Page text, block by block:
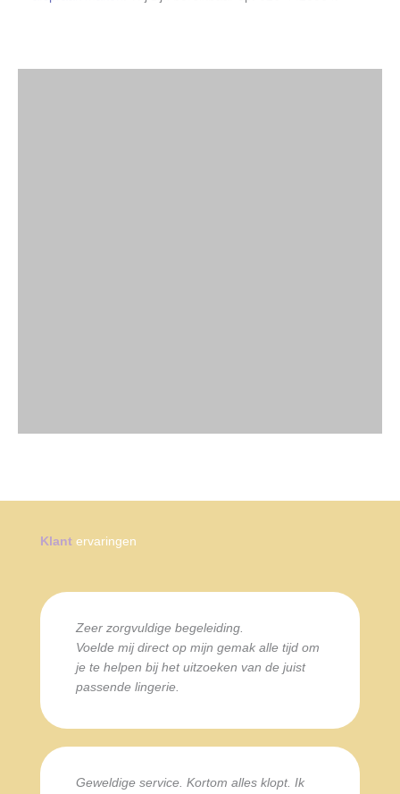
Klant ervaringen
Zeer zorgvuldige begeleiding.
Voelde mij direct op mijn gemak alle tijd om
je te helpen bij het uitzoeken van de juist
passende lingerie.
Geweldige service. Kortom alles klopt. Ik